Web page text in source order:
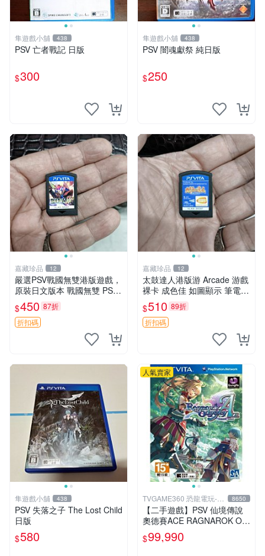
隼遊戲小舖 438
PSV 亡者戰記 日版
$300
隼遊戲小舖 438
PSV 闇魂獻祭 純日版
$250
嘉藏珍品 12
嚴選PSV戰國無雙港版遊戲，
原裝日文版本 戰國無雙 PSV
游戲 日版
$450 87折
折扣碼
嘉藏珍品 12
太鼓達人港版游 Arcade 游戲
裸卡 成色佳 如圖顯示 筆電
消娛樂 電玩
$510 89折
折扣碼
隼遊戲小舖 438
PSV 失落之子 The Lost Child
日版
$580
人氣賣家
TVGAME360 恐龍電玩-台
中店
8650
【二手遊戲】PSV 仙境傳說
奧德賽ACE RAGNAROK OD
YSSEY ACE 中文版【台中恐
龍電玩】
$99,990